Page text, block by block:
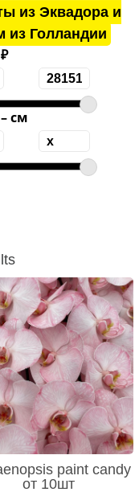
из Эквадора и
из Голландии
см
paint candy
от 10шт